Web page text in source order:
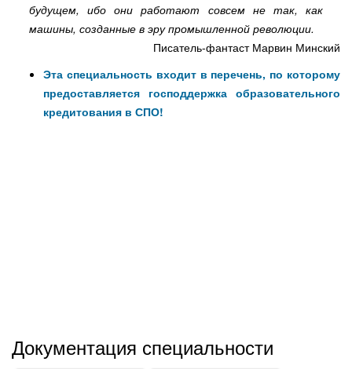
будущем, ибо они работают совсем не так, как
машины, созданные в эру промышленной революции.
Писатель-фантаст Марвин Минский
Эта специальность входит в перечень, по которому
предоставляется господдержка образовательного
кредитования в СПО!
Документация специальности